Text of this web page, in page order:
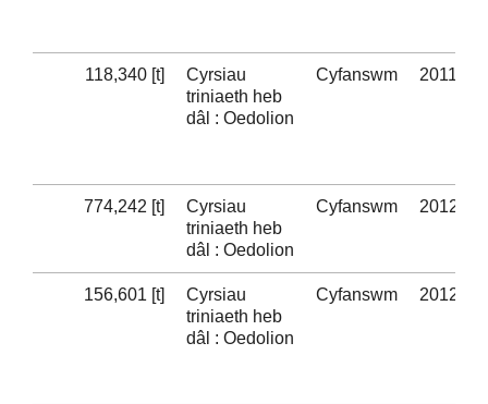
118,340 [t]
Cyrsiau
triniaeth heb
dâl : Oedolion
Cyfanswm 2011-12
774,242 [t]
Cyrsiau
triniaeth heb
dâl : Oedolion
Cyfanswm 2012-13
156,601 [t]
Cyrsiau
triniaeth heb
dâl : Oedolion
Cyfanswm 2012-13